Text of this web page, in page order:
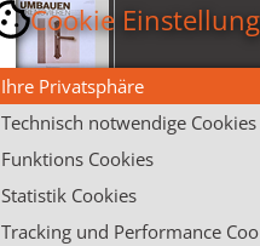
Cookie
Ihre Privatsphäre
Technisch notwendige Cookies
Funktions Cookies
Statistik Cookies
Tracking und Performance